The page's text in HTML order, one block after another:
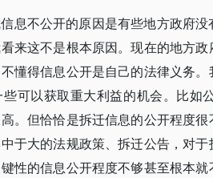
息不公开的原因是有些地方政府
来这不是根本原因。现在的地方
懂得信息公开是自己的法律义务
可以获取重大利益的机会。比如
。但恰恰是拆迁信息的公开程度
于大的法规政策、拆迁公告，对
性的信息公开程度不够甚至根本